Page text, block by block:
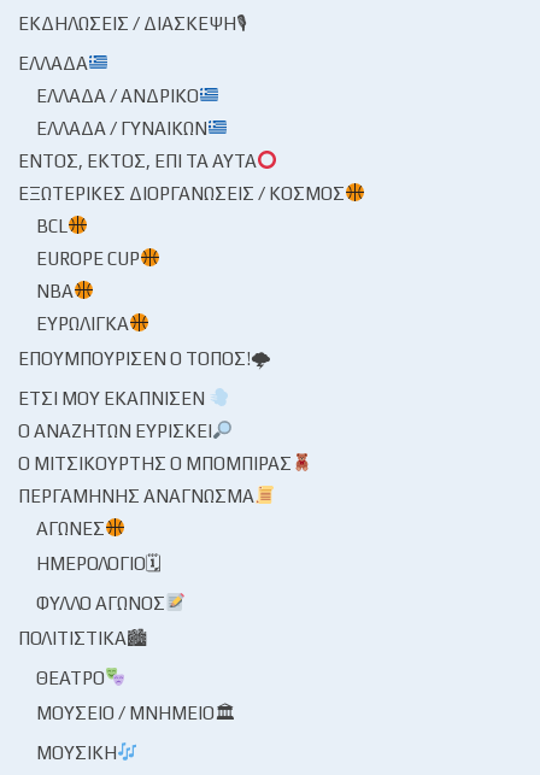
ΕΚΔΗΛΏΣΕΙΣ / ΔΙΆΣΚΕΨΗ🎙
ΕΛΛΆΔΑ
ΕΛΛΆΔΑ / ΑΝΔΡΙΚΌ
ΕΛΛΆΔΑ / ΓΥΝΑΙΚΏΝ
ΕΝΤΌΣ, ΕΚΤΌΣ, ΕΠΊ ΤΑ ΑΥΤΆ
ΕΞΩΤΕΡΙΚΈΣ ΔΙΟΡΓΑΝΏΣΕΙΣ / ΚΌΣΜΟΣ
BCL
EUROPE CUP
NBA
ΕΥΡΩΛΊΓΚΑ
ΕΠΟΥΜΠΟΎΡΙΣΕΝ Ο ΤΌΠΟΣ!🌩
ΈΤΣΙ ΜΟΥ ΕΚΆΠΝΙΣΕΝ
Ο ΑΝΑΖΗΤΏΝ ΕΥΡΊΣΚΕΙ
Ο ΜΙΤΣΙΚΟΥΡΤΉΣ Ο ΜΠΌΜΠΙΡΑΣ
ΠΕΡΓΑΜΗΝΉΣ ΑΝΆΓΝΩΣΜΑ
ΑΓΏΝΕΣ
ΗΜΕΡΟΛΌΓΙΟ🗓
ΦΎΛΛΟ ΑΓΏΝΟΣ
ΠΟΛΙΤΙΣΤΙΚΆ🏙
ΘΈΑΤΡΟ
ΜΟΥΣΕΊΟ / ΜΝΗΜΕΊΟ🏛
ΜΟΥΣΙΚΉ